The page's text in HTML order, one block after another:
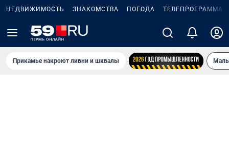
НЕДВИЖИМОСТЬ ЗНАКОМСТВА ПОГОДА ТЕЛЕПРОГРАММА
Прикамье накроют ливни и шквалы